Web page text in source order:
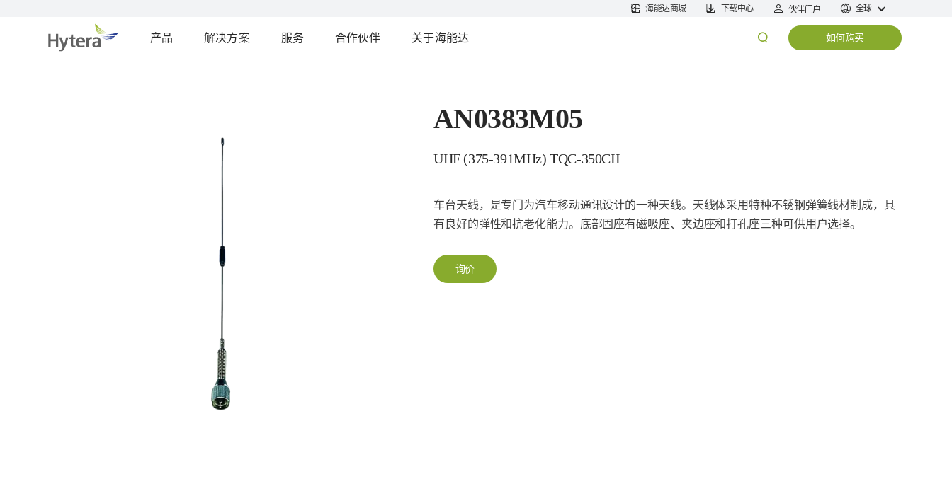
海能达商城 下载中心 伙伴门户 全球
产品 解决方案 服务 合作伙伴 关于海能达 如何购买
AN0383M05
UHF (375-391MHz) TQC-350CII
车台天线，是专门为汽车移动通讯设计的一种天线。天线体采用特种不锈钢弹簧线材制成，具
有良好的弹性和抗老化能力。底部固座有磁吸座、夹边座和打孔座三种可供用户选择。
询价